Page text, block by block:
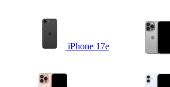
iPhone 17e